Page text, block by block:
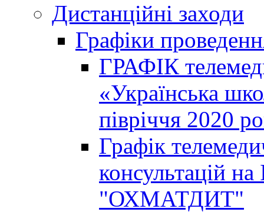
Дистанційні заходи
Графіки
ГРАФІК
«Українська
півріччя 2020
Графік
консультацій
"ОХМАТДИТ"